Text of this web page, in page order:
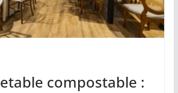
compostable :